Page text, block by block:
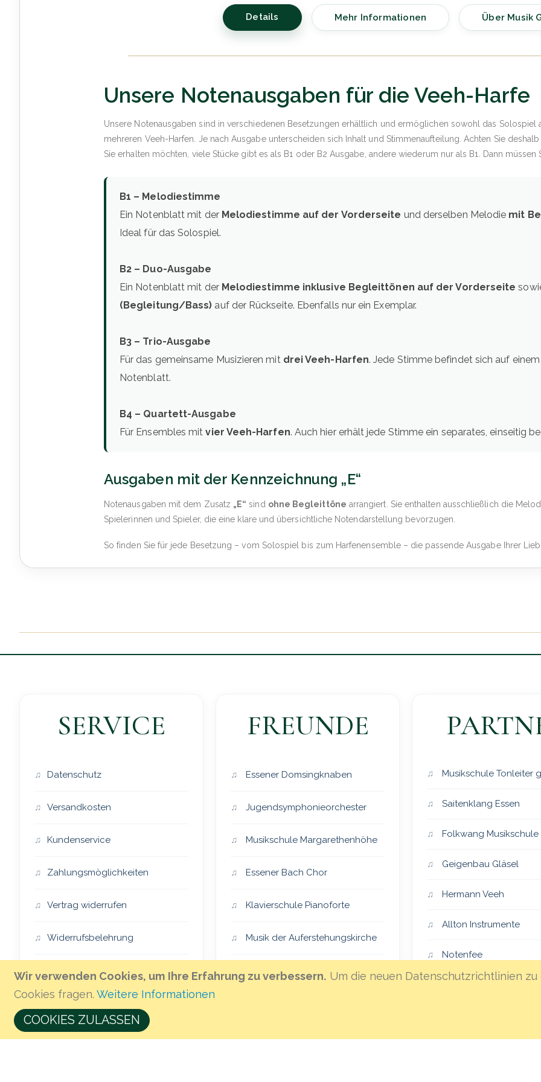
Wir verwenden Cookies, um Ihre Erfahrung zu verbessern. Um die neuen Datenschutzrichtlinien
Cookies fragen. Weitere Informationen
COOKIES ZULASSEN
Details
Unsere Notenausgaben für die Veeh-Harfe
Unsere Notenausgaben sind in verschiedenen Besetzungen erhältlich und ermöglichen sowohl das Solospiel
mehreren Veeh-Harfen. Je nach Ausgabe unterscheiden sich Inhalt und Stimmenaufteilung. Achten Sie
Sie erhalten möchten, viele Stücke gibt es als B1 oder B2 Ausgabe, andere wiederum nur als B1. Dann müssen
B1 – Melodiestimme
Ein Notenblatt mit der Melodiestimme auf der Vorderseite und derselben Melodie mit
Ideal für das Solospiel.
B2 – Duo-Ausgabe
Ein Notenblatt mit der Melodiestimme inklusive Begleittönen auf der Vorderseite
(Begleitung/Bass) auf der Rückseite. Ebenfalls nur ein Exemplar.
B3 – Trio-Ausgabe
Für das gemeinsame Musizieren mit drei Veeh-Harfen. Jede Stimme befindet sich auf
Notenblatt.
B4 – Quartett-Ausgabe
Für Ensembles mitvier Veeh-Harfen. Auch hier erhält jede Stimme ein separates, einseitig
Ausgaben mit der Kennzeichnung „E“
Notenausgaben mit dem Zusatz „E“ sind ohne Begleittöne arrangiert. Sie enthalten ausschließlich die
Spielerinnen und Spieler, die eine klare und übersichtliche Notendarstellung bevorzugen.
So finden Sie für jede Besetzung – vom Solospiel bis zum Harfenensemble – die passende Ausgabe Ihrer
Mehr Informationen Über Musik
SERVICE
Datenschutz
Versandkosten
Kundenservice
Zahlungsmöglichkeiten
Vertrag widerrufen
Widerrufsbelehrung
Impressum
Öffnungszeiten & Anfahrt
FREUNDE
Essener Domsingknaben
Jugendsymphonieorchester
Musikschule Margarethenhöhe
Essener Bach Chor
Klavierschule Pianoforte
Musik der Auferstehungskirche
Essener Vocalensemble
Musikschule Tonleiter
Saitenklang Essen
Folkwang Musikschule
Geigenbau Gläsel
Hermann Veeh
Allton Instrumente
Notenfee